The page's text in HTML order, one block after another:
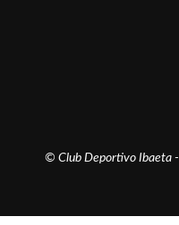
© Club Deportivo Ibaeta -